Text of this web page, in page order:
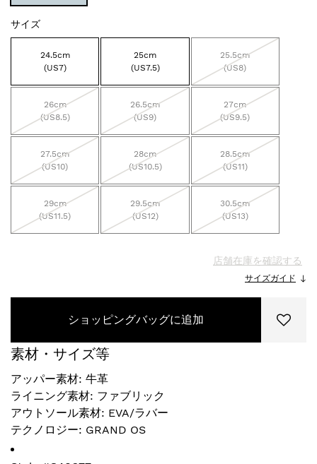
サイズ
24.5cm
(US7)
25cm
(US7.5)
25.5cm
(US8)
26cm
(US8.5)
26.5cm
(US9)
27cm
(US9.5)
27.5cm
(US10)
28cm
(US10.5)
28.5cm
(US11)
29cm
(US11.5)
29.5cm
(US12)
30.5cm
(US13)
店舗在庫を確認する
サイズガイド
ショッピングバッグに追加
素材・サイズ等
アッパー素材: 牛革
ライニング素材: ファブリック
アウトソール素材: EVA/ラバー
テクノロジー: GRAND OS